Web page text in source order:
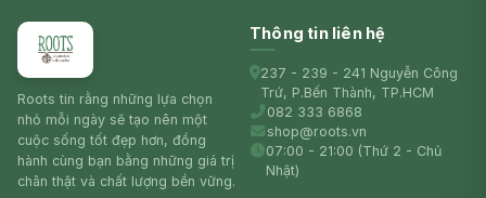
Roots tin rằng những lựa chọn
nhỏ mỗi ngày sẽ tạo nên một
cuộc sống tốt đẹp hơn, đồng
hành cùng bạn bằng những giá trị
chân thật và chất lượng bền vững.
Thông tin liên hệ
237 - 239 - 241 Nguyễn Công
Trứ, P.Bến Thành, TP.HCM
082 333 6868
shop@roots.vn
07:00 - 21:00 (Thứ 2 - Chủ
Nhật)